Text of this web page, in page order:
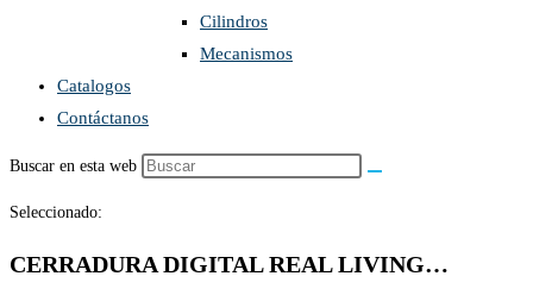
Cilindros
Mecanismos
Catalogos
Contáctanos
Buscar en esta web
Seleccionado:
CERRADURA DIGITAL REAL LIVING…